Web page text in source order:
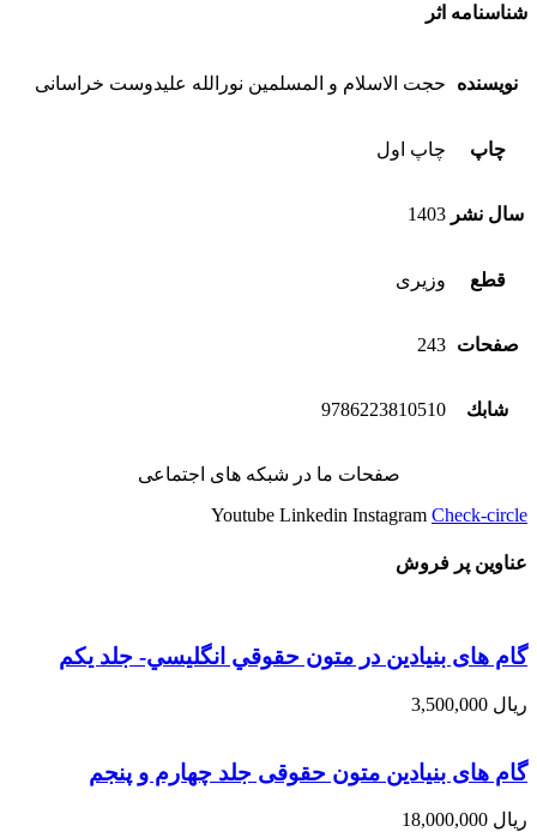
شناسنامه اثر
نویسنده حجت الاسلام و المسلمین نورالله علیدوست خراسانی
چاپ چاپ اول
سال نشر 1403
قطع وزیری
صفحات 243
شابك 9786223810510
صفحات ما در شبکه های اجتماعی
Youtube Linkedin Instagram Check-circle
عناوین پر فروش
گام های بنیادین در متون حقوقي انگليسي- جلد يكم
ریال
گام های بنیادین متون حقوقی جلد چهارم و پنجم
ریال